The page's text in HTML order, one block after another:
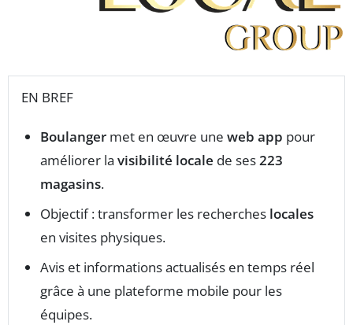
EN BREF
Boulanger met en œuvre une web app pour
améliorer la visibilité locale de ses223
magasins.
Objectif : transformer les recherches locales
en visites physiques.
Avis et informations actualisés en temps réel
grâce à une plateforme mobile pour les
équipes.